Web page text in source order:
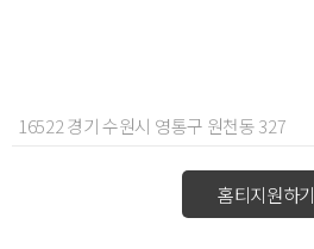
16522 경기 수원시 영통구 원천동 327
홈티지원하기